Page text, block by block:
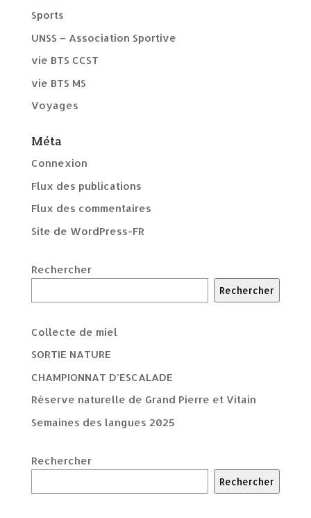
Sports
UNSS – Association Sportive
vie BTS CCST
vie BTS MS
Voyages
Méta
Connexion
Flux des publications
Flux des commentaires
Site de WordPress-FR
Rechercher
Rechercher
Collecte de miel
SORTIE NATURE
CHAMPIONNAT D’ESCALADE
Réserve naturelle de Grand Pierre et Vitain
Semaines des langues 2025
Rechercher
Rechercher